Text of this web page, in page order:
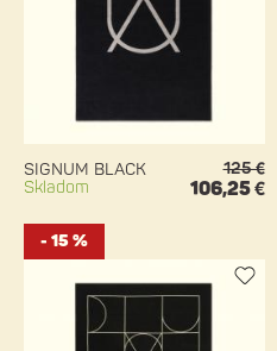
SIGNUM BLACK
Skladom
125 €
106,25 €
- 15 %